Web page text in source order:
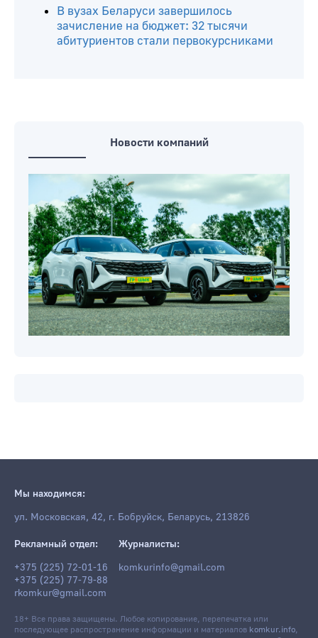
В вузах Беларуси завершилось
зачисление на бюджет: 32 тысячи
абитуриентов стали первокурсниками
Новости компаний
Мы находимся:
ул. Московская, 42, г. Бобруйск, Беларусь, 213826
Рекламный отдел:
+375 (225) 72-01-16
+375 (225) 77-79-88
rkomkur@gmail.com
Журналисты:
komkurinfo@gmail.com
18+ Все права защищены. Любое копирование, перепечатка или
последующее распространение информации и материалов komkur.info,